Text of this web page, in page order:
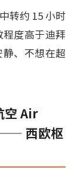
转约 15 小时
度高于迪拜
、不想在超
空 Air
西欧枢